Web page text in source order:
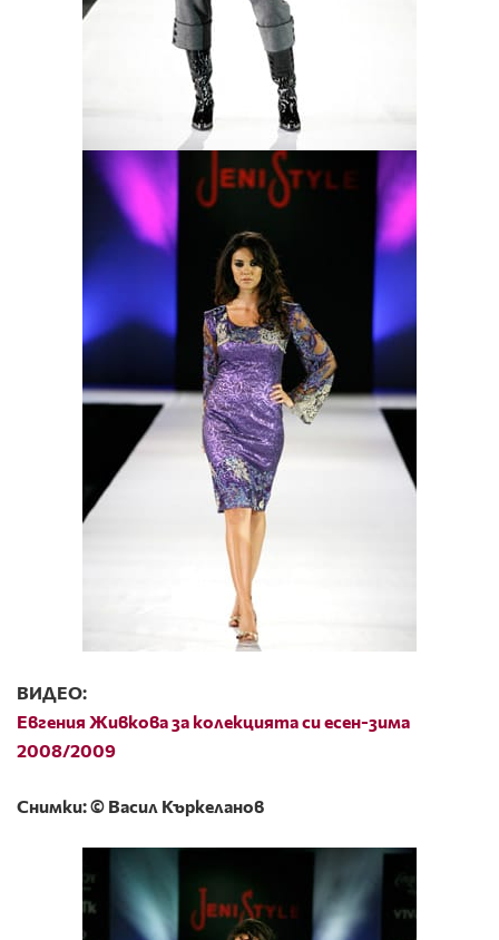
ВИДЕО:
Евгения Живкова за колекцията си есен-зима
2008/2009
Снимки: © Васил Къркеланов